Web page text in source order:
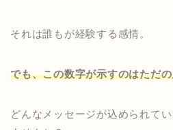
それは誰もが経験する感情。
でも、この数字が示すのはただ
どんなメッセージが込められて